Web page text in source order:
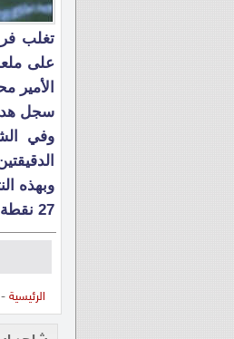
تغلب
الأمير
سجل هدف
وفي
الدقيقتين
27 نقطة في المركز العاشر في سُلّم الترتيب .
الرئيسية